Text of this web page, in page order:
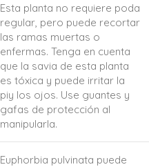
Esta planta no requiere poda
regular, pero puede recortar
las ramas muertas o
enfermas. Tenga en cuenta
que la savia de esta planta
es tóxica y puede irritar la
piy los ojos. Use guantes y
gafas de protección al
manipularla.
Euphorbia pulvinata puede